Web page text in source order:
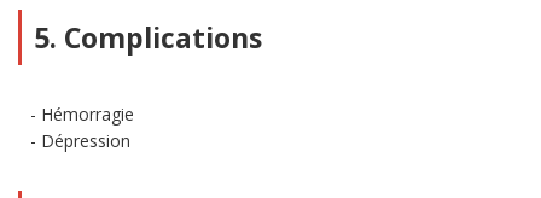
5. Complications
Hémorragie
Dépression